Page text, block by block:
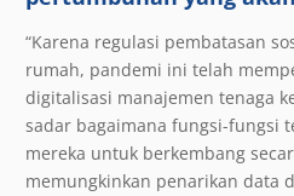
“Karena regulasi pembatasan
rumah, pandemi ini telah
digitalisasi manajemen tenaga
sadar bagaimana fungsi-fungsi
mereka untuk berkembang
memungkinkan penarikan data